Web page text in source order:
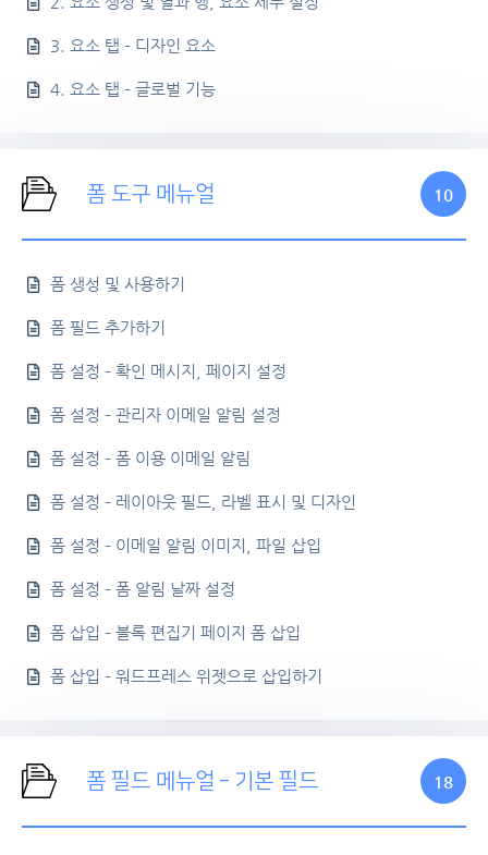
3. 요소 탭 – 디자인 요소
4. 요소 탭 – 글로벌 기능
폼 도구 메뉴얼 10
폼 생성 및 사용하기
폼 필드 추가하기
폼 설정 – 확인 메시지, 페이지 설정
폼 설정 – 관리자 이메일 알림 설정
폼 설정 – 폼 이용 이메일 알림
폼 설정 – 레이아웃 필드, 라벨 표시 및 디자인
폼 설정 – 이메일 알림 이미지, 파일 삽입
폼 설정 – 폼 알림 날짜 설정
폼 삽입 – 블록 편집기 페이지 폼 삽입
폼 삽입 – 워드프레스 위젯으로 삽입하기
폼 필드 메뉴얼 – 기본 필드 18